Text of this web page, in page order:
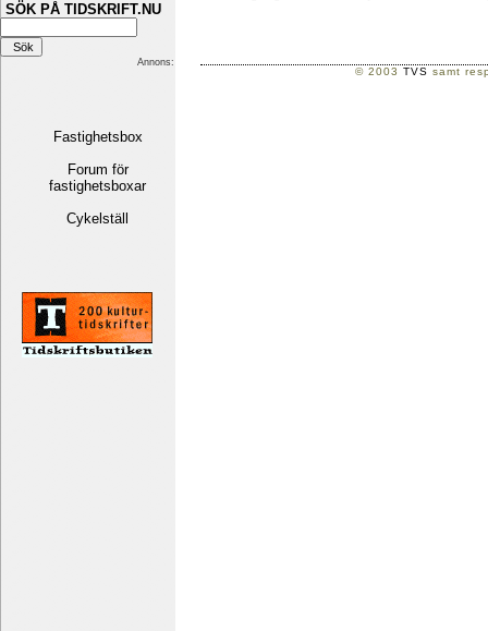
© 2003 TVS samt
SÖK PÅ TIDSKRIFT.NU
Annons:
Fastighetsbox
Forum för
fastighetsboxar
Cykelställ